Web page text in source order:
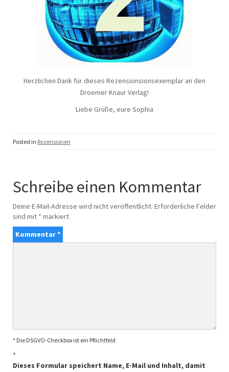
Herzlichen Dank für dieses Rezensionsionsexemplar an den
Droemer Knaur Verlag!
Liebe Grüße, eure Sophia
Posted in Rezensionen
Schreibe einen Kommentar
Deine E-Mail-Adresse wird nicht veröffentlicht. Erforderliche Felder
sind mit * markiert
Kommentar*
* Die DSGVO-Checkbox ist ein Pflichtfeld
*
Dieses Formular speichert Name, E-Mail und Inhalt, damit